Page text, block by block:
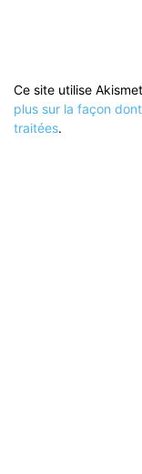
Ce site utilise
plus sur la façon
traitées.